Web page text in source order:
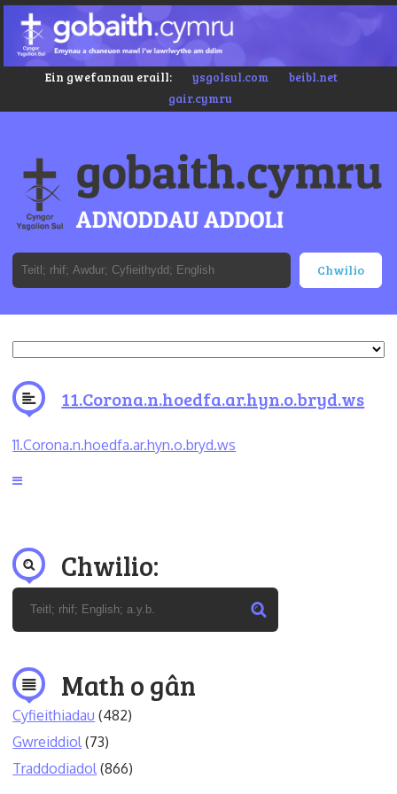
Ein gwefannau eraill: ysgolsul.com
beibl.net
gair.cymru
11.Corona.n.hoedfa.ar.hyn.o.bryd.ws
11.Corona.n.hoedfa.ar.hyn.o.bryd.ws
Chwilio:
Math o gân
Cyfieithiadau (482)
Gwreiddiol (73)
Traddodiadol (866)